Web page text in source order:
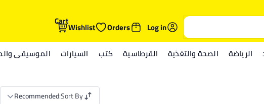
Log in
Orders
Wishlist
Cart
الرياضة الصحة والتغذية القرطاسية كتب السيارات الموسيقى
Sort By
:
Recommended